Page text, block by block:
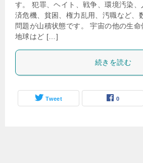
す。 犯罪、ヘイト、戦争、環境汚染
済危機、貧困、権力乱用、汚職など、
問題が山積状態です。 宇宙の他の生
地球はど […]
続きを読む
Tweet 0